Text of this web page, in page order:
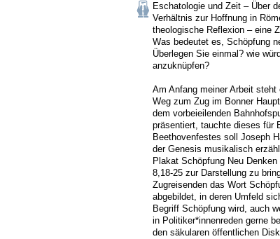
Eschatologie und Zeit – Über
Verhältnis zur Hoffnung in
theologische Reflexion – eine
Was bedeutet es, Schöpfung
Überlegen Sie einmal? wie
anzuknüpfen?
Am Anfang meiner Arbeit
Weg zum Zug im Bonner
dem vorbeieilenden
präsentiert, tauchte dieses für
Beethovenfestes soll Joseph
der Genesis musikalisch
Plakat Schöpfung Neu
8,18-25 zur Darstellung zu
Zugreisenden das Wort
abgebildet, in deren Umfeld
Begriff Schöpfung wird, auch
in Politiker*innenreden gerne
den säkularen öffentlichen